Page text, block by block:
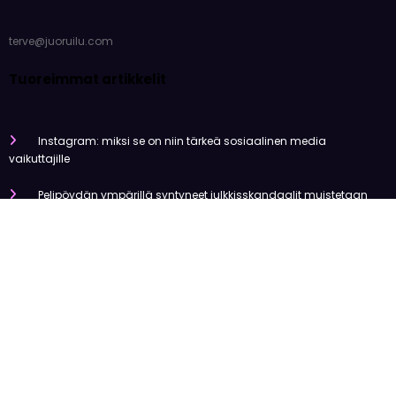
terve@juoruilu.com
Tuoreimmat artikkelit
Instagram: miksi se on niin tärkeä sosiaalinen media
vaikuttajille
Pelipöydän ympärillä syntyneet julkkisskandaalit muistetaan